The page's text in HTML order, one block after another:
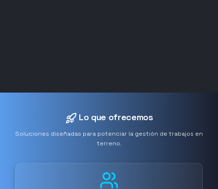
Lo que ofrecemos
Soluciones diseñadas para potenciar la gestión de trabajos en
terreno.